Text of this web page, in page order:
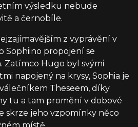
výsledku nebude
a černobíle.
z vyprávění v
Sophiino propojení se
Zatímco Hugo byl svými
napojený na krysy, Sophia je
Theseem, díky
tu a tam promění v dobové
skrze jeho vzpomínky něco